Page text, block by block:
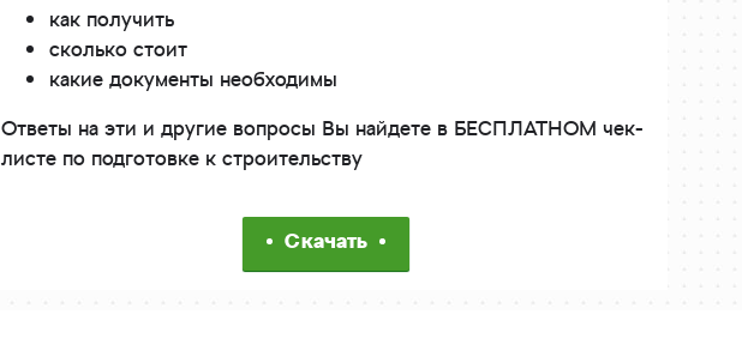
как получить
сколько стоит
какие документы необходимы
Ответы на эти и другие вопросы Вы найдете в БЕСПЛАТНОМ чек-
листе по подготовке к строительству
Скачать